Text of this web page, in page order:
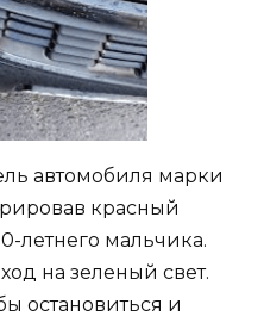
автомобиля марки
красный
летнего мальчика.
на зеленый свет.
остановиться и